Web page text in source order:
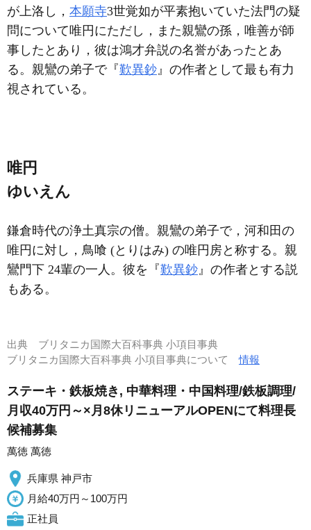
が上洛し， 本願寺3世覚如が平素抱いていた法門の疑
問について唯円にただし，また親鸞の孫，唯善が師
事したとあり，彼は鴻才弁説の名誉があったとあ
る。親鸞の弟子で『歎異鈔』の作者として最も有力
視されている。
唯円
ゆいえん
鎌倉時代の浄土真宗の僧。親鸞の弟子で，河和田の
唯円に対し，鳥喰 (とりはみ) の唯円房と称する。親
鸞門下 24輩の一人。彼を『歎異鈔』の作者とする説
もある。
出典 ブリタニカ国際大百科事典 小項目事典
ブリタニカ国際大百科事典 小項目事典について情報
ステーキ・鉄板焼き, 中華料理・中国料理/鉄板調理/
月収40万円～×月8休リニューアルOPENにて料理長
候補募集
萬徳 萬徳
兵庫県 神戸市
月給40万円～100万円
正社員